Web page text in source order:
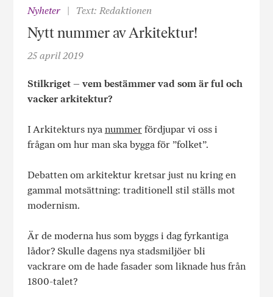
Nyheter Text: Redaktionen
Nytt nummer av Arkitektur!
25 april 2019
Stilkriget – vem bestämmer vad som är ful och
vacker arkitektur?
I Arkitekturs nya nummerfördjupar vi oss i
frågan om hur man ska bygga för ”folket”.
Debatten om arkitektur kretsar just nu kring en
gammal motsättning: traditionell stil ställs mot
modernism.
Är de moderna hus som byggs i dag fyrkantiga
lådor? Skulle dagens nya stadsmiljöer bli
vackrare om de hade fasader som liknade hus från
1800-talet?